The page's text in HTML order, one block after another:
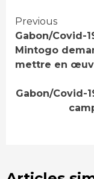
Continue
Reading
Previous
Gabon/Covid-
Mintogo
mettre en
Gabon/Covid-